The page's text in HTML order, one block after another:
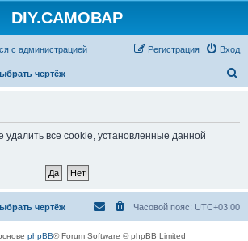
DIY.САМОВАР
с администрацией Вход
Регистрация
чертёж
удалить все cookie, установленные данной
чертёж Часовой пояс: UTC+03:00
phpBB® Forum Software © phpBB Limited